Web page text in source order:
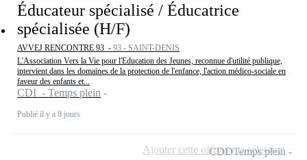
Éducateur spécialisé / Éducatrice
spécialisée (H/F)
AVVEJ RENCONTRE 93 - 93 - SAINT-DENIS
L'Association Vers la Vie pour l'Education des Jeunes, reconnue d'utilité publique,
intervient dans les domaines de la protection de l'enfance, l'action médico-sociale en
faveur des enfants et...
CDI - Temps plein
Publié il y a 8 jours
CDDTemps plein
Ajouter cette offre à ma sélection